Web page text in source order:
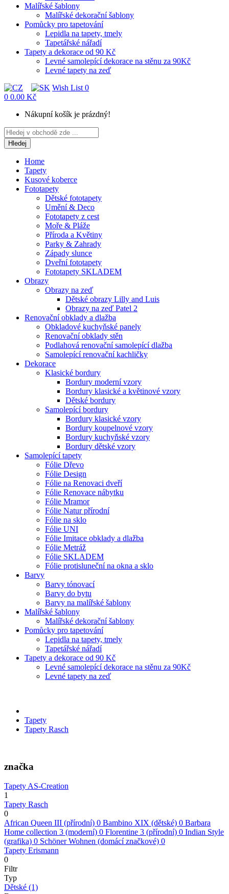
Malířské šablony
Malířské dekorační šablony
Pomůcky pro tapetování
Lepidla na tapety, tmely
Tapetářské nářadí
Tapety a dekorace od 90 Kč
Levné samolepící dekorace na stěnu za 90Kč
Levné tapety na zeď
Wish List 0
0 0.00 Kč
Nákupní košík je prázdný!
Hledej
Home
Tapety
Kusové koberce
Fototapety
Dětské fototapety
Umění & Deco
Fototapety z cest
Moře & Pláže
Příroda a Květiny
Parky & Zahrady
Západy slunce
Dveřní fototapety
Fototapety SKLADEM
Obrazy
Obrazy na zeď
Dětské obrazy Lilly and Luis
Obrazy na zeď Patel 2
Renovační obklady a dlažba
Obkladové kuchyňské panely
Renovační obklady stěn
Podlahová renovační samolepící dlažba
Samolepící renovační kachličky
Dekorace
Klasické bordury
Bordury moderní vzory
Bordury klasické a květinové vzory
Dětské bordury
Samolepící bordury
Bordury klasické vzory
Bordury koupelnové vzory
Bordury kuchyňské vzory
Bordury dětské vzory
Samolepící tapety
Fólie Dřevo
Fólie Design
Fólie na Renovaci dveří
Fólie Renovace nábytku
Fólie Mramor
Fólie Natur přírodní
Fólie na sklo
Fólie UNI
Fólie Imitace obklady a dlažba
Fólie Metráž
Fólie SKLADEM
Fólie protisluneční na okna a sklo
Barvy
Barvy tónovací
Barvy do bytu
Barvy na malířské šablony
Malířské šablony
Malířské dekorační šablony
Pomůcky pro tapetování
Lepidla na tapety, tmely
Tapetářské nářadí
Tapety a dekorace od 90 Kč
Levné samolepící dekorace na stěnu za 90Kč
Levné tapety na zeď
Tapety
Tapety Rasch
značka
Tapety AS-Creation
1
Tapety Rasch
0
African Queen III (přírodní) 0 Bambino XIX (dětské) 0 Barbara
Home collection 3 (moderní) 0 Florentine 3 (přírodní) 0 Indian Style
(grafika) 0 Schöner Wohnen (domácí značkové) 0
Tapety Erismann
0
Filtr
Typ
Dětské (1)